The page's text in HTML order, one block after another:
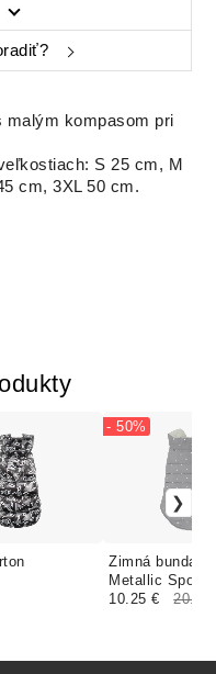
malým kompasom pri
S 25 cm, M
cm, 3XL 50 cm.
Zimná bunda
Metallic Spot
- 50%
10.25 € 20.50